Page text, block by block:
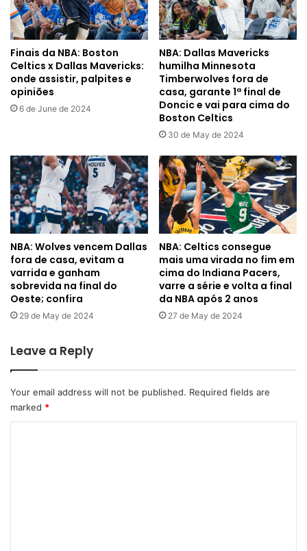
marca
histórica
Finais da NBA: Boston
Celtics x Dallas Mavericks:
onde assistir, palpites e
opiniões
6 de June de 2024
NBA: Dallas Mavericks
humilha Minnesota
Timberwolves fora de
casa, garante 1ª final de
Doncic e vai para cima do
Boston Celtics
30 de May de 2024
NBA: Wolves vencem Dallas
fora de casa, evitam a
varrida e ganham
sobrevida na final do
Oeste; confira
29 de May de 2024
NBA: Celtics consegue
mais uma virada no fim em
cima do Indiana Pacers,
varre a série e volta a final
da NBA após 2 anos
27 de May de 2024
Leave a Reply
Your email address will not be published. Required fields are
marked *